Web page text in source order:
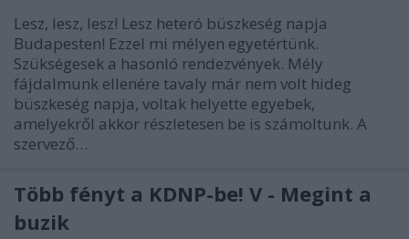
Lesz, lesz, lesz! Lesz heteró büszkeség napja
Budapesten! Ezzel mi mélyen egyetértünk.
Szükségesek a hasonló rendezvények. Mély
fájdalmunk ellenére tavaly már nem volt hideg
büszkeség napja, voltak helyette egyebek,
amelyekről akkor részletesen be is számoltunk. A
szervező…
Több fényt a KDNP-be! V - Megint a
buzik